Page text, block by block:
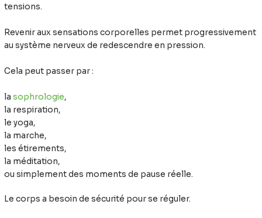
tensions.
Revenir aux sensations corporelles permet progressivement
au système nerveux de redescendre en pression.
Cela peut passer par :
lasophrologie,
la respiration,
le yoga,
la marche,
les étirements,
la méditation,
ou simplement des moments de pause réelle.
Le corps a besoin de sécurité pour se réguler.